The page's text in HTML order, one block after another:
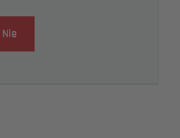
Nie